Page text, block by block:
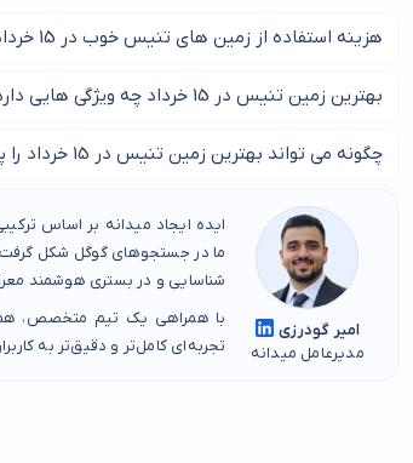
هزینه استفاده از زمین های تنیس خوب در 15 خرداد به چه صورت می باشد؟
البته محله قرار گیری زمین تاثیر میگیرد و متغیر می
بهترین زمین تنیس در 15 خرداد چه ویژگی هایی دارد ؟
زمین خوب و استاندارد با وسعت متناسب تنیس ،
از ویژگی های بهترین زمین تنیس در 15 خرداد می باشد.
چگونه می تواند بهترین زمین تنیس در 15 خرداد را پیدا کرد؟
برای دسترسی به لیست بهترین زمین های تنیس در 15 خرداد با ما در این مطلب همراه باشید.
امیر گودرزی
مدیرعامل میدانه
ایده ایجاد میدانه بر اساس
ما در جستجوهای گوگل شکل
شناسایی و در بستری هوشمند
با همراهی یک تیم متخصص،
تجربه‌ای کامل‌تر و دقیق‌تر به